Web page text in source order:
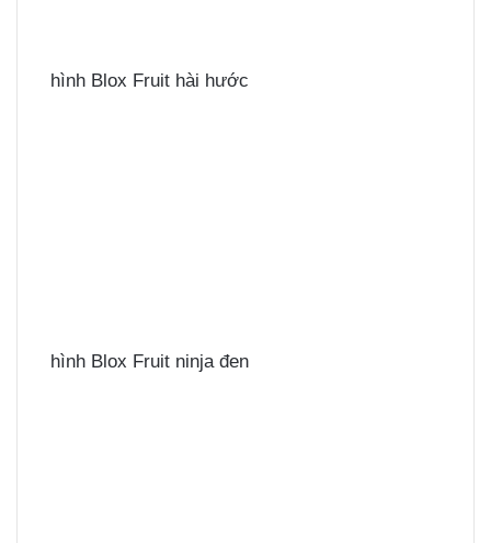
hình Blox Fruit hài hước
hình Blox Fruit ninja đen